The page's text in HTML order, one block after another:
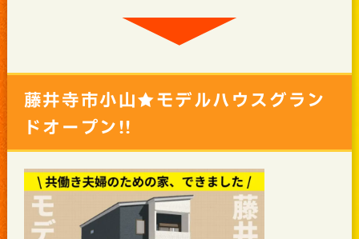
藤井寺市小山★モデルハウスグラン
ドオープン!!